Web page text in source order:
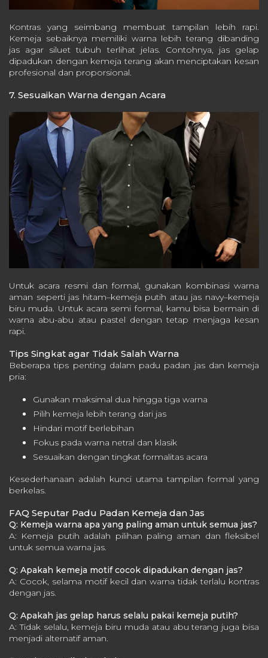
Kontras yang seimbang membuat tampilan lebih rapi.
Kemeja sebaiknya memiliki warna lebih terang dibanding
jas agar siluet tubuh terlihat jelas. Contohnya, jas gelap
dipadukan dengan kemeja terang akan menciptakan kesan
profesional dan proporsional.
7. Sesuaikan Warna dengan Acara
Untuk acara resmi dan formal, gunakan kombinasi warna
aman seperti jas hitam–kemeja putih atau jas navy–kemeja
biru muda. Untuk acara semi formal, kamu bisa bermain di
warna abu-abu atau pastel dengan tetap menjaga kesan
rapi.
Tips Singkat agar Tidak Salah Warna
Beberapa tips penting dalam padu padan jas dan kemeja
pria:
Gunakan maksimal dua hingga tiga warna
Pilih kemeja lebih terang dari jas
Hindari motif berlebihan
Fokus pada warna netral dan klasik
Sesuaikan dengan tingkat formalitas acara
Kesederhanaan adalah kunci utama tampilan formal yang
berkelas.
FAQ Seputar Padu Padan Kemeja dan Jas
Q: Kemeja warna apa yang paling aman untuk semua jas?
A: Kemeja putih adalah pilihan paling aman dan fleksibel
untuk semua warna jas.
Q: Apakah kemeja motif cocok dipadukan dengan jas?
A: Cocok, selama motif kecil dan warna tidak terlalu kontras
dengan jas.
Q: Apakah jas gelap harus selalu pakai kemeja putih?
A: Tidak selalu, kemeja biru muda atau abu terang juga bisa
menjadi alternatif aman.